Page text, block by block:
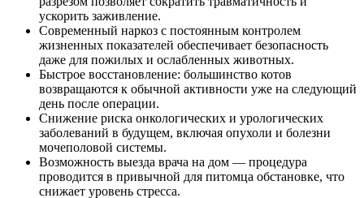
ускорить заживление.
Современный наркоз с постоянным контролем
жизненных показателей обеспечивает безопасность
даже для пожилых и ослабленных животных.
Быстрое восстановление: большинство котов
возвращаются к обычной активности уже на следующий
день после операции.
Снижение риска онкологических и урологических
заболеваний в будущем, включая опухоли и болезни
мочеполовой системы.
Возможность выезда врача на дом — процедура
проводится в привычной для питомца обстановке, что
снижает уровень стресса.